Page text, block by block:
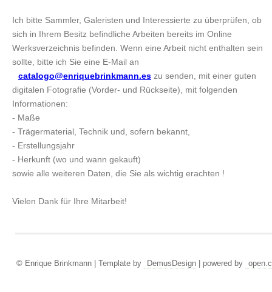
Ich bitte Sammler, Galeristen und Interessierte zu überprüfen, ob
sich in Ihrem Besitz befindliche Arbeiten bereits im Online
Werksverzeichnis befinden. Wenn eine Arbeit nicht enthalten sein
sollte, bitte ich Sie eine E-Mail an
catalogo@enriquebrinkmann.es zu senden, mit einer guten
digitalen Fotografie (Vorder- und Rückseite), mit folgenden
Informationen:
- Maße
- Trägermaterial, Technik und, sofern bekannt,
- Erstellungsjahr
- Herkunft (wo und wann gekauft)
sowie alle weiteren Daten, die Sie als wichtig erachten !
Vielen Dank für Ihre Mitarbeit!
© Enrique Brinkmann | Template by DemusDesign| powered by